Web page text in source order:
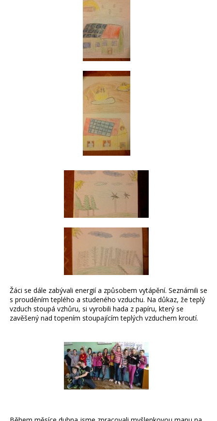
Žáci se dále zabývali energií a způsobem vytápění. Seznámili se
s prouděním teplého a studeného vzduchu. Na důkaz, že teplý
vzduch stoupá vzhůru, si vyrobili hada z papíru, který se
zavěšený nad topením stoupajícím teplých vzduchem kroutí.